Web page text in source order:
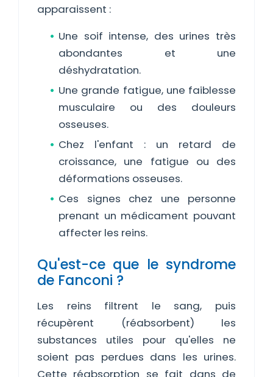
apparaissent :
Une soif intense, des urines très
abondantes et une
déshydratation.
Une grande fatigue, une faiblesse
musculaire ou des douleurs
osseuses.
Chez l'enfant : un retard de
croissance, une fatigue ou des
déformations osseuses.
Ces signes chez une personne
prenant un médicament pouvant
affecter les reins.
Qu'est-ce que le syndrome
de Fanconi ?
Les reins filtrent le sang, puis
récupèrent (réabsorbent) les
substances utiles pour qu'elles ne
soient pas perdues dans les urines.
Cette réabsorption se fait dans de